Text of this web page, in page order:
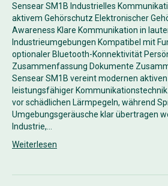
Sensear SM1B Industrielles
aktivem Gehörschutz Elektronischer
Awareness Klare Kommunikation in
Industrieumgebungen Kompatibel mit
optionaler Bluetooth-Konnektivität
Zusammenfassung Dokumente
Sensear SM1B vereint modernen
leistungsfähiger
vor schädlichen Lärmpegeln, während
Umgebungsgeräusche klar übertragen
Industrie,…
Weiterlesen